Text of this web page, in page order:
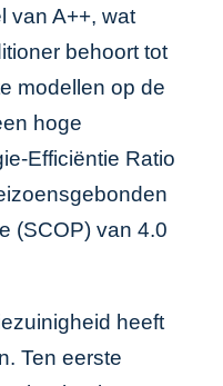
van A++, wat
behoort tot
modellen op de
hoge
Efficiëntie Ratio
(SCOP) van 4.0
heeft
Ten eerste